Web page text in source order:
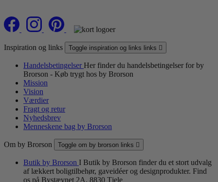
Inspiration og links Toggle inspiration og links links 
Handelsbetingelser Her finder du handelsbetingelser for by
Brorson - Køb trygt hos by Brorson
Mission
Vision
Værdier
Fragt og retur
Nyhedsbrev
Menneskene bag by Brorson
Om by Brorson Toggle om by brorson links 
Butik by Brorson I Butik by Brorson finder du et stort udvalg
af lækkert boligtilbehør, gaveidéer og designprodukter. Find
os på Bystævnet 2A, 8830 Tjele